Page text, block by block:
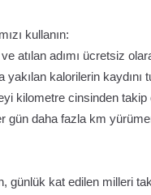
kullanın:
atılan adımı ücretsiz
yakılan kalorilerin
kilometre cinsinden
gün daha fazla km
kat edilen milleri